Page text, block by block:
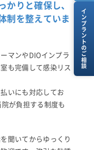
かりと確保し、
制を整えていま
マンやDIOインプラ
も完備して感染リス
いにも対応してお
が負担する制度も
聞いてからゆっくり
インプラントのご相談